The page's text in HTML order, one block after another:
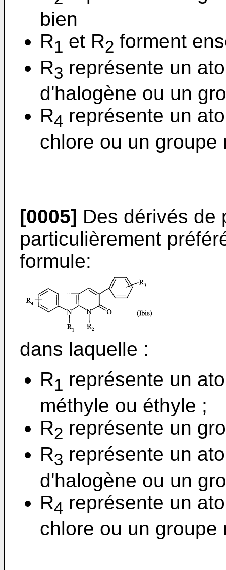
bien
R1 et R2 forment
R3 représente un
d'halogène ou un
R4 représente un
chlore ou un groupe
[0005] Des dérivés de
particulièrement
formule:
dans laquelle :
R1 représente un
méthyle ou éthyle ;
R2 représente un
R3 représente un
d'halogène ou un
R4 représente un
chlore ou un groupe